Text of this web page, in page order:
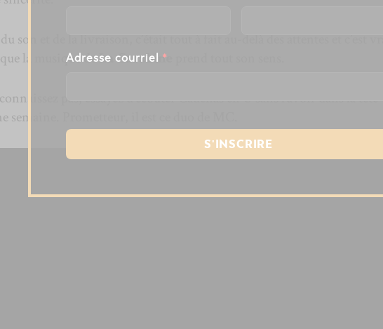
son et de la livraison, c’était tout à fait au-delà des attentes et c’est
la musique deLa Carabine
pas, essayez d’écouter Cadenas en U sans l’avoir dans la tête
semaine. Prometteur, il est ce duo de MC.
Adresse courriel *